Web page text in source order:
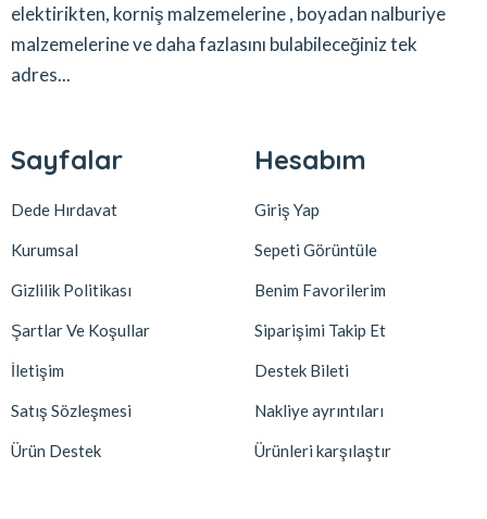
elektirikten, korniş malzemelerine , boyadan nalburiye
malzemelerine ve daha fazlasını bulabileceğiniz tek
adres...
Sayfalar
Dede Hırdavat
Kurumsal
Gizlilik Politikası
Şartlar Ve Koşullar
İletişim
Satış Sözleşmesi
Ürün Destek
Hesabım
Giriş Yap
Sepeti Görüntüle
Benim Favorilerim
Siparişimi Takip Et
Destek Bileti
Nakliye ayrıntıları
Ürünleri karşılaştır